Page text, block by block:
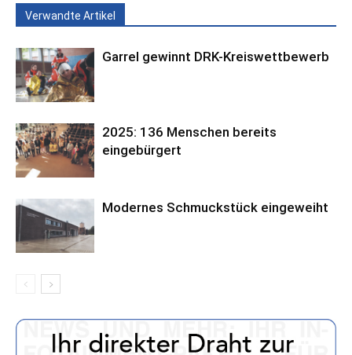
Verwandte Artikel
Garrel gewinnt DRK-Kreiswettbewerb
2025: 136 Menschen bereits
eingebürgert
Modernes Schmuckstück eingeweiht